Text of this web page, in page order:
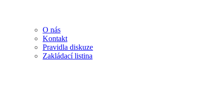
O nás
Kontakt
Pravidla diskuze
Zakládací listina